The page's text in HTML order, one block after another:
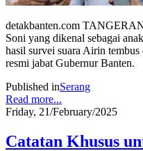
detakbanten.com
Soni yang dikenal sebagai
hasil survei suara Airin
resmi jabat Gubernur Banten.
Published inSerang
Read more...
Friday, 21/February/2025
Catatan Khusus